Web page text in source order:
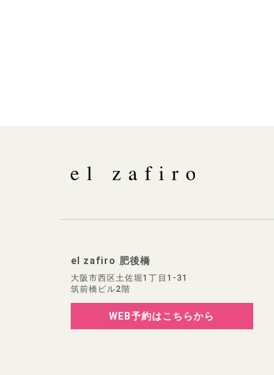
el zafiro 肥後橋
大阪市西区土佐堀1丁目1-31
筑前橋ビル2階
WEB予約はこちらから